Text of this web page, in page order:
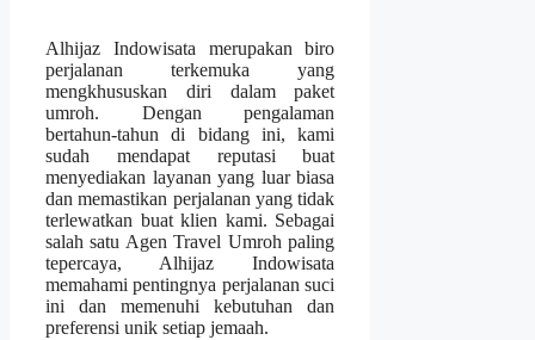
Alhijaz Indowisata merupakan biro
perjalanan terkemuka yang
mengkhususkan diri dalam paket
umroh. Dengan pengalaman
bertahun-tahun di bidang ini, kami
sudah mendapat reputasi buat
menyediakan layanan yang luar biasa
dan memastikan perjalanan yang tidak
terlewatkan buat klien kami. Sebagai
salah satu Agen Travel Umroh paling
tepercaya, Alhijaz Indowisata
memahami pentingnya perjalanan suci
ini dan memenuhi kebutuhan dan
preferensi unik setiap jemaah.